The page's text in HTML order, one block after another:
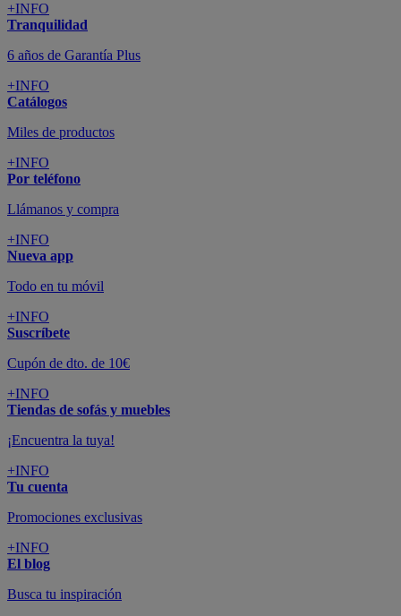
+INFO
Tranquilidad
6 años de Garantía Plus
+INFO
Catálogos
Miles de productos
+INFO
Por teléfono
Llámanos y compra
+INFO
Nueva app
Todo en tu móvil
+INFO
Suscríbete
Cupón de dto. de 10€
+INFO
Tiendas de sofás y muebles
¡Encuentra la tuya!
+INFO
Tu cuenta
Promociones exclusivas
+INFO
El blog
Busca tu inspiración